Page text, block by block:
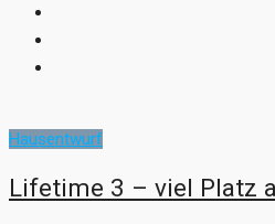
Hausentwurf
Lifetime 3 – viel Platz